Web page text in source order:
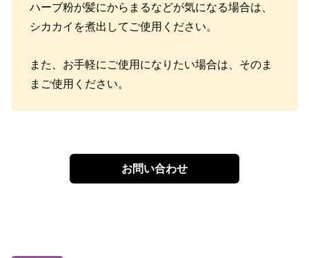
ハーブ粉が髪にからまるなどが気になる場合は、
シカカイを煮出してご使用ください。
また、お手軽にご使用になりたい場合は、そのま
まご使用ください。
お問い合わせ